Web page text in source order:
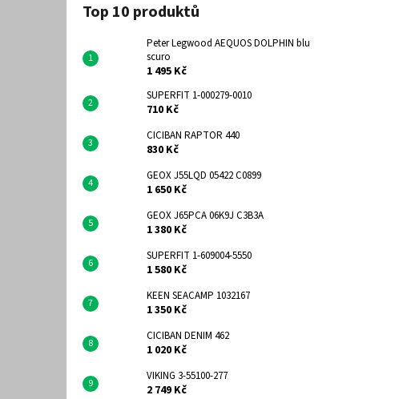
Top 10 produktů
Peter Legwood AEQUOS DOLPHIN blu
scuro
1 495 Kč
SUPERFIT 1-000279-0010
710 Kč
CICIBAN RAPTOR 440
830 Kč
GEOX J55LQD 05422 C0899
1 650 Kč
GEOX J65PCA 06K9J C3B3A
1 380 Kč
SUPERFIT 1-609004-5550
1 580 Kč
KEEN SEACAMP 1032167
1 350 Kč
CICIBAN DENIM 462
1 020 Kč
VIKING 3-55100-277
2 749 Kč